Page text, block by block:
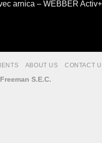
arnica – WEBBER Activ+
ABOUT US CONTACT
S.E.C.